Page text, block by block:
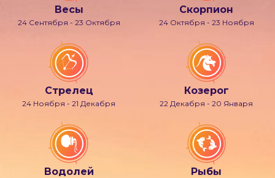
Весы
24 Сентября - 23 Октября
Скорпион
24 Октября - 23 Ноября
Стрелец
24 Ноября - 21 Декабря
Козерог
22 Декабря - 20 Января
Водолей Рыбы